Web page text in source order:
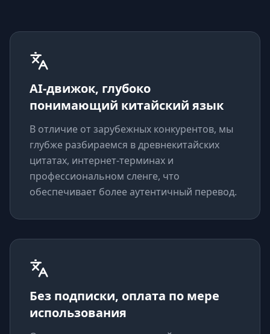
AI-движок, глубоко
понимающий китайский язык
В отличие от зарубежных конкурентов, мы
глубже разбираемся в древнекитайских
цитатах, интернет-терминах и
профессиональном сленге, что
обеспечивает более аутентичный перевод.
Без подписки, оплата по мере
использования